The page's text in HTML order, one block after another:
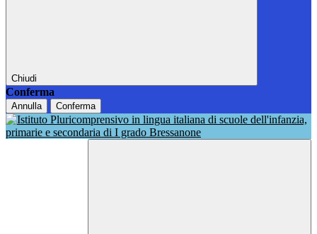
Chiudi
Conferma
Annulla Conferma